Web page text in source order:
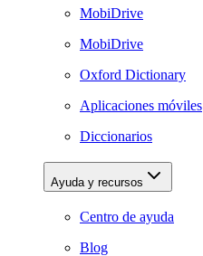
MobiDrive
MobiDrive
Oxford Dictionary
Aplicaciones móviles
Diccionarios
Ayuda y recursos
Centro de ayuda
Blog